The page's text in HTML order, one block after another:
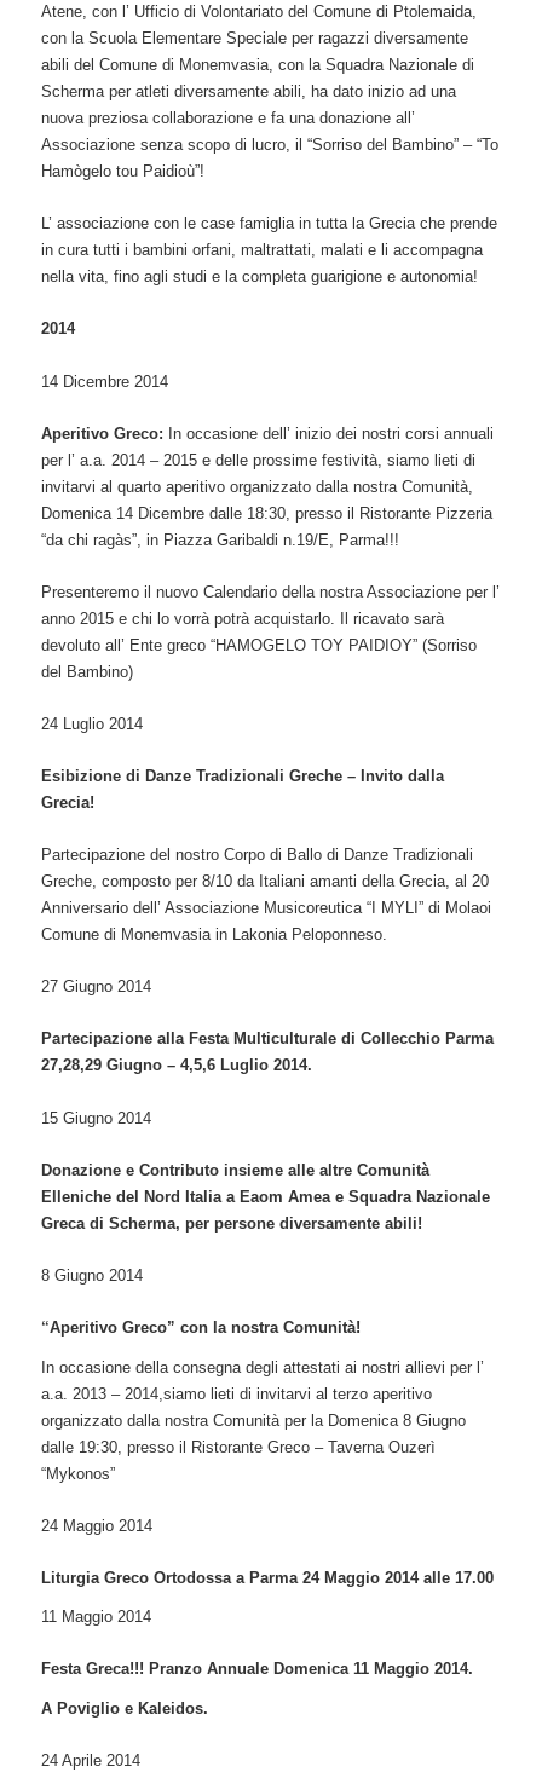
Atene, con l’ Ufficio di Volontariato del Comune di Ptolemaida,
con la Scuola Elementare Speciale per ragazzi diversamente
abili del Comune di Monemvasia, con la Squadra Nazionale di
Scherma per atleti diversamente abili, ha dato inizio ad una
nuova preziosa collaborazione e fa una donazione all’
Associazione senza scopo di lucro, il “Sorriso del Bambino” – “To
Hamògelo tou Paidioù”!
L’ associazione con le case famiglia in tutta la Grecia che prende
in cura tutti i bambini orfani, maltrattati, malati e li accompagna
nella vita, fino agli studi e la completa guarigione e autonomia!
2014
14 Dicembre 2014
Aperitivo Greco: In occasione dell’ inizio dei nostri corsi annuali
per l’ a.a. 2014 – 2015 e delle prossime festività, siamo lieti di
invitarvi al quarto aperitivo organizzato dalla nostra Comunità,
Domenica 14 Dicembre dalle 18:30, presso il Ristorante Pizzeria
“da chi ragàs”, in Piazza Garibaldi n.19/E, Parma!!!
Presenteremo il nuovo Calendario della nostra Associazione per l’
anno 2015 e chi lo vorrà potrà acquistarlo. Il ricavato sarà
devoluto all’ Ente greco “HAMOGELO TOY PAIDIOY” (Sorriso
del Bambino)
24 Luglio 2014
Esibizione di Danze Tradizionali Greche – Invito dalla
Grecia!
Partecipazione del nostro Corpo di Ballo di Danze Tradizionali
Greche, composto per 8/10 da Italiani amanti della Grecia, al 20
Anniversario dell’ Associazione Musicoreutica “I MYLI” di Molaoi
Comune di Monemvasia in Lakonia Peloponneso.
27 Giugno 2014
Partecipazione alla Festa Multiculturale di Collecchio Parma
27,28,29 Giugno – 4,5,6 Luglio 2014.
15 Giugno 2014
Donazione e Contributo insieme alle altre Comunità
Elleniche del Nord Italia a Eaom Amea e Squadra Nazionale
Greca di Scherma, per persone diversamente abili!
8 Giugno 2014
“Aperitivo Greco” con la nostra Comunità!
In occasione della consegna degli attestati ai nostri allievi per l’
a.a. 2013 – 2014,siamo lieti di invitarvi al terzo aperitivo
organizzato dalla nostra Comunità per la Domenica 8 Giugno
dalle 19:30, presso il Ristorante Greco – Taverna Ouzerì
“Mykonos”
24 Maggio 2014
Liturgia Greco Ortodossa a Parma 24 Maggio 2014 alle 17.00
11 Maggio 2014
Festa Greca!!! Pranzo Annuale Domenica 11 Maggio 2014.
A Poviglio e Kaleidos.
24 Aprile 2014